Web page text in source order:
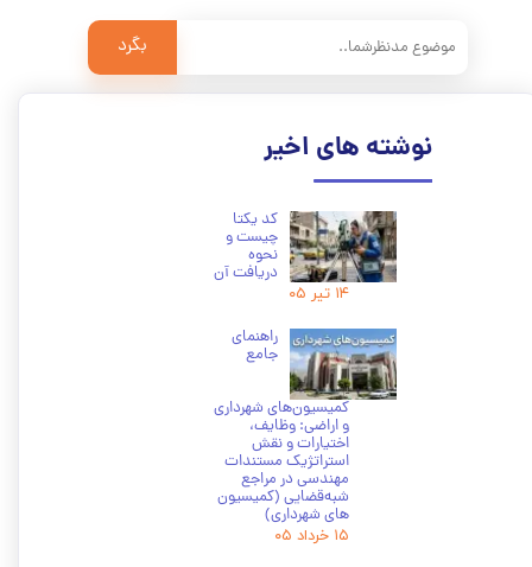
نوشته های اخیر
کد یکتا
چیست و
نحوه
دریافت آن
۱۴ تیر ۰۵
راهنمای
جامع
کمیسیون‌های شهرداری
و اراضی: وظایف،
اختیارات و نقش
استراتژیک مستندات
مهندسی در مراجع
شبه‌قضایی (کمیسیون
های شهرداری)
۱۵ خرداد ۰۵
بگرد